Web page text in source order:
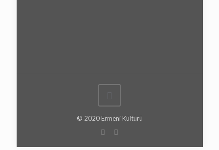
© 2020 Ermeni Kültürü